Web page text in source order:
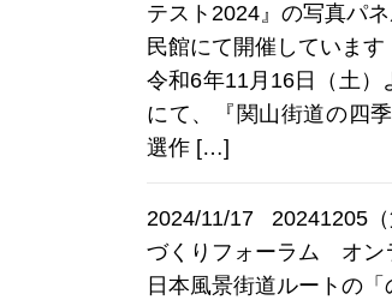
テスト2024』の写真パ
民館にて開催しています
令和6年11月16日（土）
にて、『関山街道の四
選作 […]
2024/11/17
20241205
づくりフォーラム オン
日本風景街道ルートの